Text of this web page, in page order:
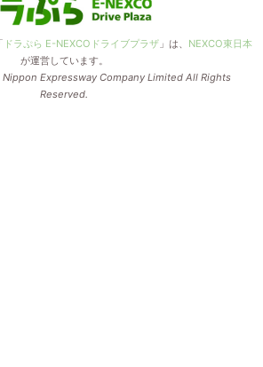
ドラぷら E-NEXCOドライブプラザ」は、
NEXCO東日本
が運営しています。
Expressway Company Limited All Rights
Reserved.